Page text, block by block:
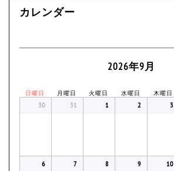
カレンダー
2026年9月
日曜日 月曜日 火曜日 水曜日 木曜日
30 31 1 2 3
6 7 8 9 10